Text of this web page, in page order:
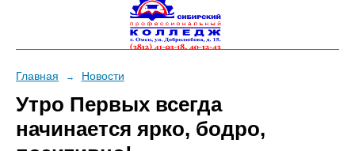
Главная → Новости
Утро Первых всегда
начинается ярко, бодро,